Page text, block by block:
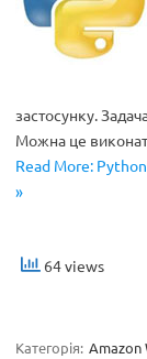
застосунку.
Можна це
Read More:
»
64 views
Категорія: Amazon